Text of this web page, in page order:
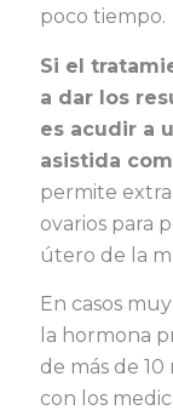
poco tiempo.
Si el
a dar los
es acudir a
asistida
permite
ovarios para
útero de la
En casos
la hormona
de más de
con los